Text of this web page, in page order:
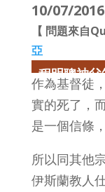
10/07/2016
【 問題來自
亞
程明聰神
作為基督徒
實的死了，
是一個信條
所以同其他
伊斯蘭教人